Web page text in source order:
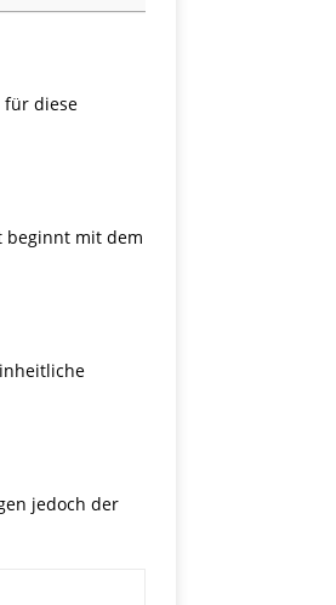
für diese
beginnt mit dem
jedoch der